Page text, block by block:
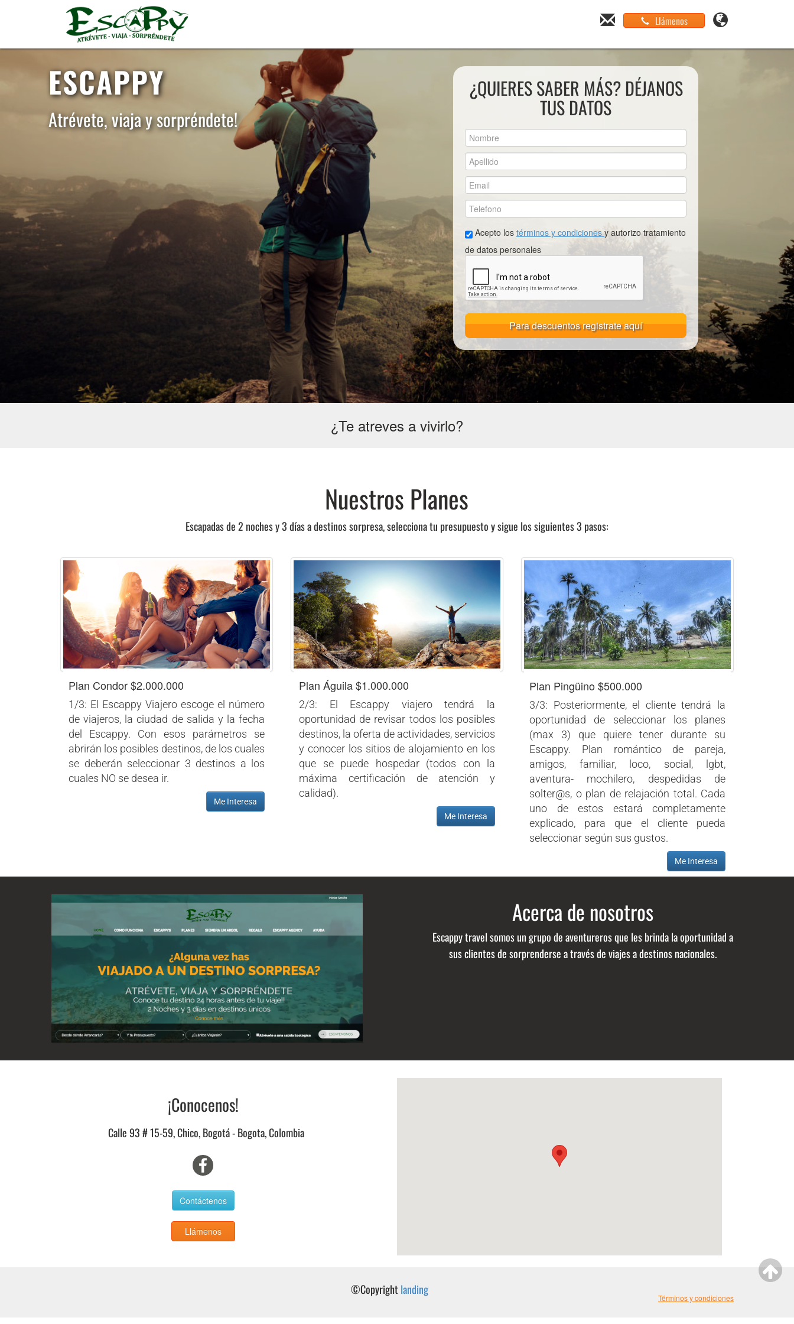
Llámenos
ESCAPPY
Atrévete, viaja y sorpréndete!
¿QUIERES SABER MÁS? DÉJANOS
TUS DATOS
Acepto los términos y condiciones y autorizo tratamiento
de datos personales
Para descuentos registrate aquí
¿Te atreves a vivirlo?
Nuestros Planes
Escapadas de 2 noches y 3 días a destinos sorpresa, selecciona tu presupuesto y sigue los siguientes 3 pasos:
Plan Condor $2.000.000
1/3: El Escappy Viajero escoge el número
de viajeros, la ciudad de salida y la fecha
del Escappy. Con esos parámetros se
abrirán los posibles destinos, de los cuales
se deberán seleccionar 3 destinos a los
cuales NO se desea ir.
Me Interesa
Plan Águila $1.000.000
2/3: El Escappy viajero tendrá la
oportunidad de revisar todos los posibles
destinos, la oferta de actividades, servicios
y conocer los sitios de alojamiento en los
que se puede hospedar (todos con la
máxima certificación de atención y
calidad).
Me Interesa
Plan Pingüino $500.000
3/3: Posteriormente, el cliente tendrá la
oportunidad de seleccionar los planes
(max 3) que quiere tener durante su
Escappy. Plan romántico de pareja,
amigos, familiar, loco, social, lgbt,
aventura- mochilero, despedidas de
solter@s, o plan de relajación total. Cada
uno de estos estará completamente
explicado, para que el cliente pueda
seleccionar según sus gustos.
Me Interesa
Acerca de nosotros
Escappy travel somos un grupo de aventureros que les brinda la oportunidad a
sus clientes de sorprenderse a través de viajes a destinos nacionales.
¡Conocenos!
Calle 93 # 15-59, Chico, Bogotá - Bogota, Colombia
Contáctenos
Llámenos
©Copyright landing
Términos y condiciones